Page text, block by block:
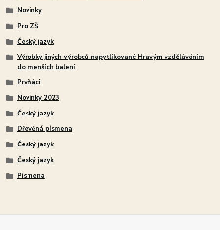
Novinky
Pro ZŠ
Český jazyk
Výrobky jiných výrobců napytlíkované Hravým vzděláváním
do menších balení
Prvňáci
Novinky 2023
Český jazyk
Dřevěná písmena
Český jazyk
Český jazyk
Písmena